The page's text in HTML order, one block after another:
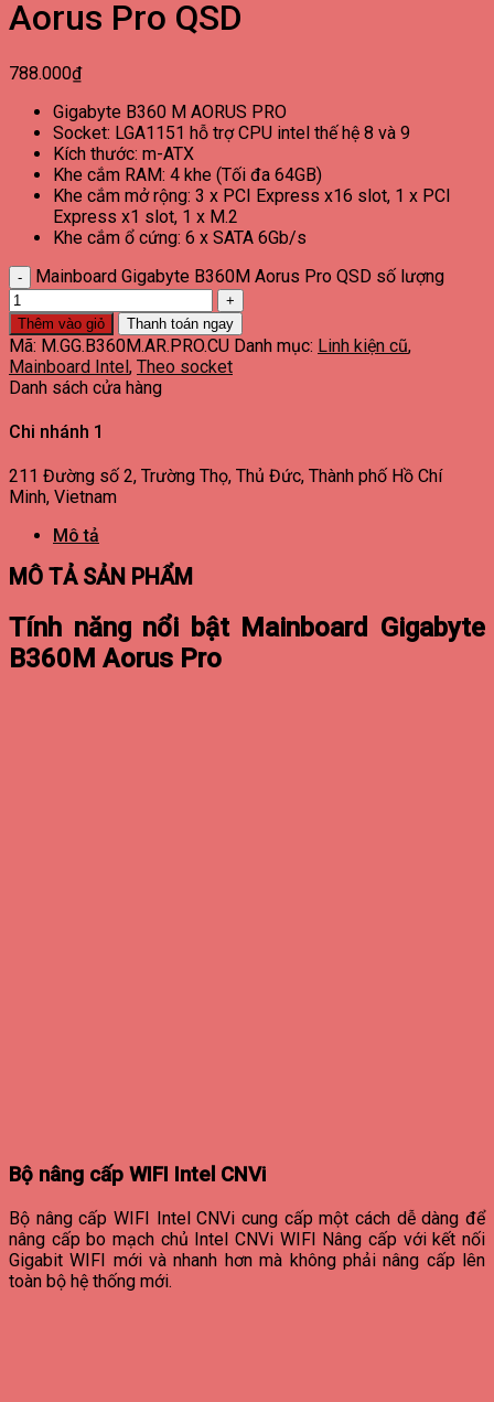
Aorus Pro QSD
788.000₫
Gigabyte B360 M AORUS PRO
Socket: LGA1151 hỗ trợ CPU intel thế hệ 8 và 9
Kích thước: m-ATX
Khe cắm RAM: 4 khe (Tối đa 64GB)
Khe cắm mở rộng: 3 x PCI Express x16 slot, 1 x PCI
Express x1 slot, 1 x M.2
Khe cắm ổ cứng: 6 x SATA 6Gb/s
Mainboard Gigabyte B360M Aorus Pro QSD số lượng
Thêm vào giỏ Thanh toán ngay
Mã: M.GG.B360M.AR.PRO.CU Danh mục: Linh kiện cũ,
Mainboard Intel, Theo socket
Danh sách cửa hàng
Chi nhánh 1
211 Đường số 2, Trường Thọ, Thủ Đức, Thành phố Hồ Chí
Minh, Vietnam
Mô tả
MÔ TẢ SẢN PHẨM
Tính năng nổi bật Mainboard Gigabyte
B360M Aorus Pro
Bộ nâng cấp WIFI Intel CNVi
Bộ nâng cấp WIFI Intel CNVi cung cấp một cách dễ dàng để
nâng cấp bo mạch chủ Intel CNVi WIFI Nâng cấp với kết nối
Gigabit WIFI mới và nhanh hơn mà không phải nâng cấp lên
toàn bộ hệ thống mới.